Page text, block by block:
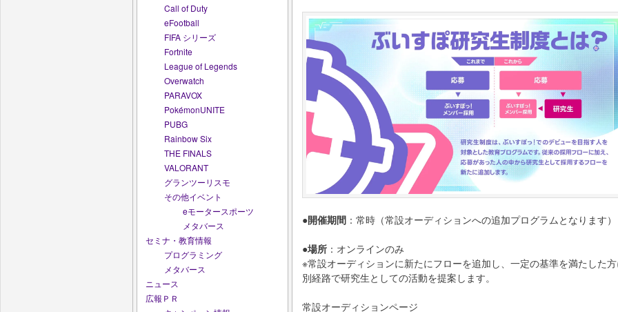
Call of Duty
eFootball
FIFA シリーズ
Fortnite
League of Legends
Overwatch
PARAVOX
PokémonUNITE
PUBG
Rainbow Six
THE FINALS
VALORANT
グランツーリスモ
その他イベント
eモータースポーツ
メタバース
セミナ・教育情報
プログラミング
メタバース
ニュース
広報ＰＲ
●開催期間 ：常時（常設オーディションへの追加プログラムとなります）
●場所 ：オンラインのみ
※常設オーディションに新たにフローを追加し、一定の基準を満たした
別経路で研究生としての活動を提案します。
常設オーディションページ